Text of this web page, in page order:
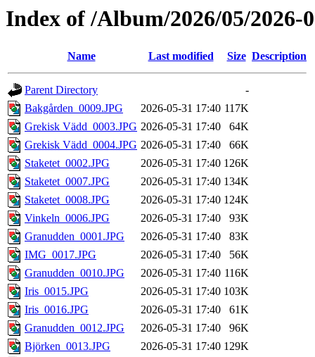
Index of /Album/2026/05/2026-
Name Last modified Size Description
Parent Directory
-
Bakgården_0009.JPG
2026-05-31 17:40 117K
Grekisk Vädd_0003.JPG 2026-05-31 17:40
64K
Grekisk Vädd_0004.JPG 2026-05-31 17:40
66K
Staketet_0002.JPG
2026-05-31 17:40 126K
Staketet_0007.JPG
2026-05-31 17:40 134K
Staketet_0008.JPG
2026-05-31 17:40 124K
Vinkeln_0006.JPG
2026-05-31 17:40
93K
Granudden_0001.JPG
2026-05-31 17:40
83K
IMG_0017.JPG
2026-05-31 17:40
56K
Granudden_0010.JPG
2026-05-31 17:40 116K
Iris_0015.JPG
2026-05-31 17:40 103K
Iris_0016.JPG
2026-05-31 17:40
61K
Granudden_0012.JPG
2026-05-31 17:40
96K
Björken_0013.JPG
2026-05-31 17:40 129K